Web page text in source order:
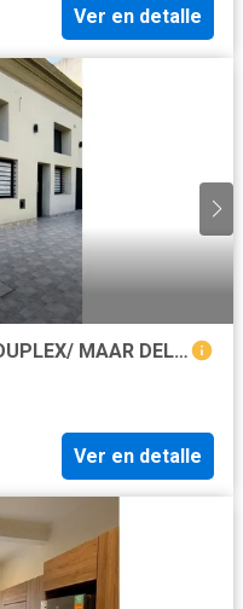
Ver en detalle
VENTA/ PH 2 AMBIENTES EN DUPLEX/ MAAR DEL PLATA
Ver en detalle